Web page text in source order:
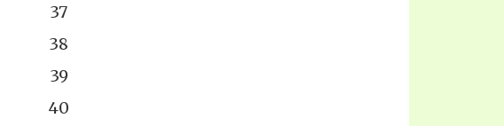
37
38
39
40